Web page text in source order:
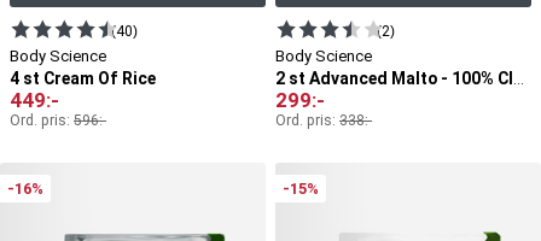
(40)
Body Science
4 st Cream Of Rice
449:-
Ord. pris: 596:-
(2)
Body Science
2 st Advanced Malto - 100% Cluster Dextrin®
299:-
Ord. pris: 338:-
-16% -15%